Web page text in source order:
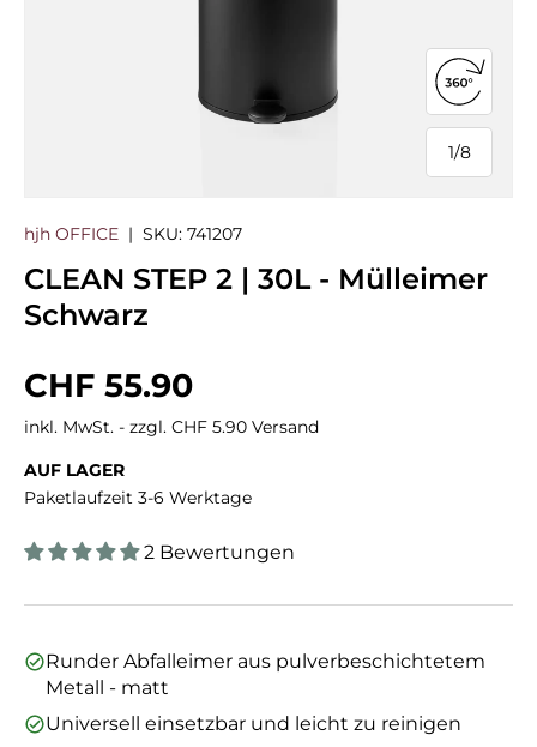
1/
von
8
360°-
hjh OFFICE | SKU: 741207
CLEAN STEP 2 | 30L - Mülleimer
Schwarz
Normaler Preis
CHF 55.90
inkl. MwSt. - zzgl. CHF 5.90 Versand
AUF LAGER
Paketlaufzeit 3-6 Werktage
2 Bewertungen
Runder Abfalleimer aus pulverbeschichtetem
Metall - matt
Universell einsetzbar und leicht zu reinigen